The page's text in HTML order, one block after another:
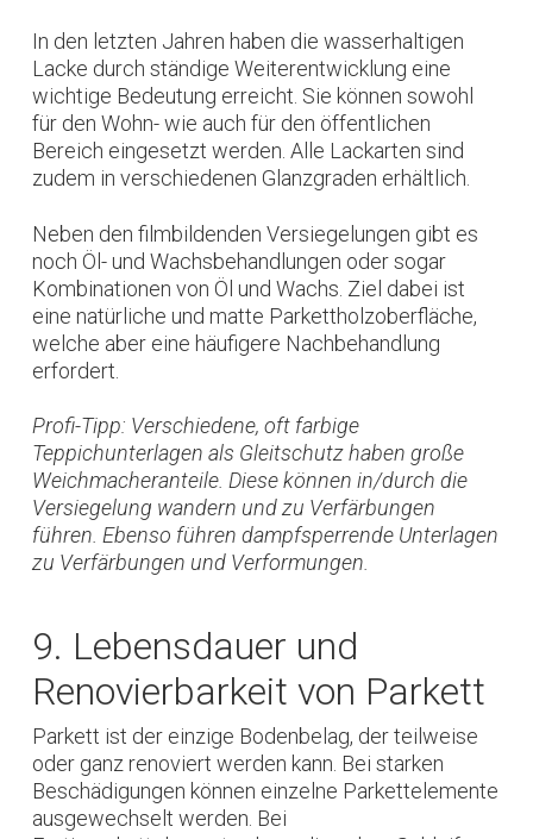
In den letzten Jahren haben die wasserhaltigen
Lacke durch ständige Weiterentwicklung eine
wichtige Bedeutung erreicht. Sie können sowohl
für den Wohn- wie auch für den öffentlichen
Bereich eingesetzt werden. Alle Lackarten sind
zudem in verschiedenen Glanzgraden erhältlich.
Neben den filmbildenden Versiegelungen gibt es
noch Öl- und Wachsbehandlungen oder sogar
Kombinationen von Öl und Wachs. Ziel dabei ist
eine natürliche und matte Parkettholzoberfläche,
welche aber eine häufigere Nachbehandlung
erfordert.
Profi-Tipp: Verschiedene, oft farbige
Teppichunterlagen als Gleitschutz haben große
Weichmacheranteile. Diese können in/durch die
Versiegelung wandern und zu Verfärbungen
führen. Ebenso führen dampfsperrende Unterlagen
zu Verfärbungen und Verformungen.
9. Lebensdauer und
Renovierbarkeit von Parkett
Parkett ist der einzige Bodenbelag, der teilweise
oder ganz renoviert werden kann. Bei starken
Beschädigungen können einzelne Parkettelemente
ausgewechselt werden. Bei